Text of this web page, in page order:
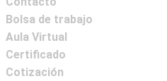
Bolsa de trabajo
Aula Virtual
Certificado
Cotización